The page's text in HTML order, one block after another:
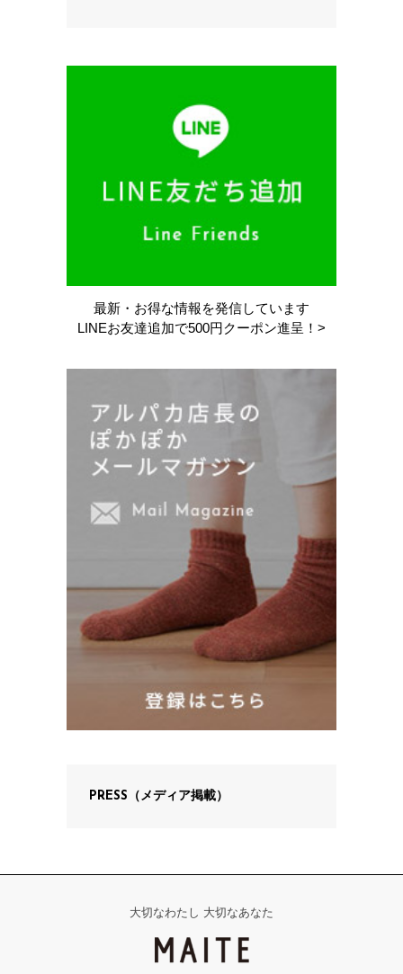
最新・お得な情報を発信しています
LINEお友達追加で500円クーポン進呈！>
PRESS（メディア掲載）
大切なわたし 大切なあなた